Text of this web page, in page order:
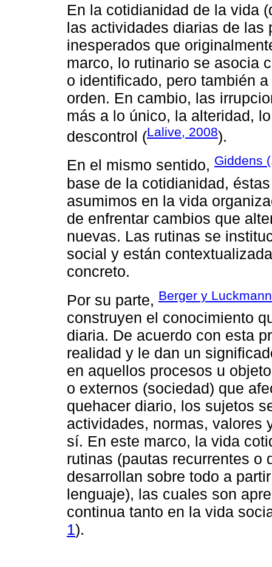
En la cotidianidad de la vida
las actividades diarias de las
inesperados que
marco, lo rutinario se asocia
o identificado, pero también
orden. En cambio, las
más a lo único, la alteridad,
descontrol (Lalive, 2008).
En el mismo sentido, Giddens
base de la cotidianidad,
asumimos en la vida
de enfrentar cambios que
nuevas. Las rutinas se
social y están
concreto.
Por su parte, Berger y
construyen el conocimiento
diaria. De acuerdo con esta
realidad y le dan un
en aquellos procesos u
o externos (sociedad) que
quehacer diario, los sujetos
actividades, normas, valores
sí. En este marco, la vida
rutinas (pautas recurrentes o
desarrollan sobre todo a
lenguaje), las cuales son
continua tanto en la vida
1).